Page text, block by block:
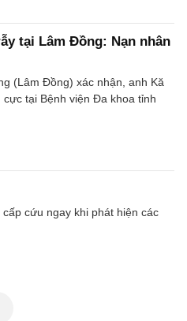
tại Lâm Đồng: Nạn nhân
(Lâm Đồng) xác nhận, anh Kă
tại Bệnh viện Đa khoa tỉnh
cứu ngay khi phát hiện các